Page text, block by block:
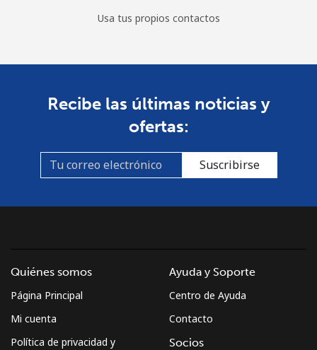
Usa tus propios contactos
Recibe las últimas noticias y
ofertas:
Suscribirse
Quiénes somos
Página Principal
Mi cuenta
Política de privacidad y
Ayuda y Soporte
Centro de Ayuda
Contacto
Socios